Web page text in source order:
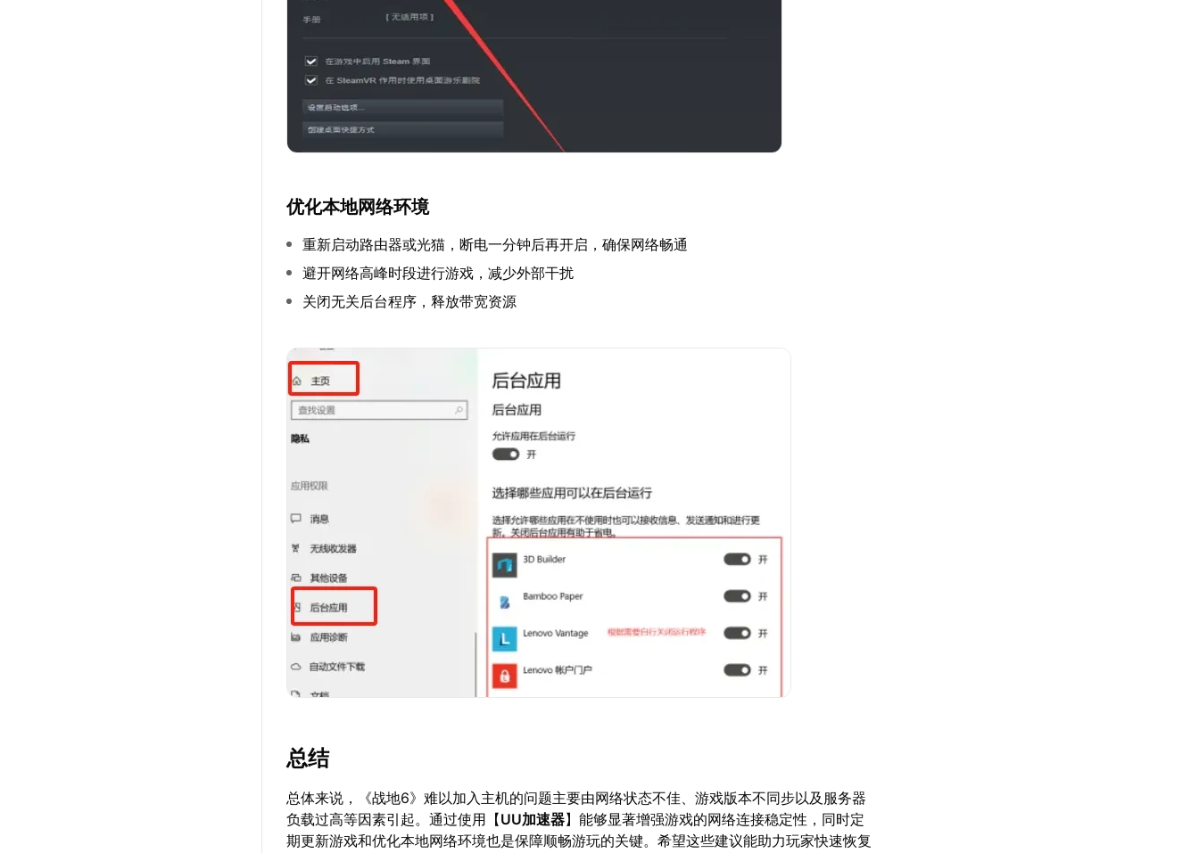
优化本地网络环境
重新启动路由器或光猫，断电一分钟后再开启，确保网络畅通
避开网络高峰时段进行游戏，减少外部干扰
关闭无关后台程序，释放带宽资源
总结
总体来说，《战地6》难以加入主机的问题主要由网络状态不佳、游戏版本不同步以及服务器
负载过高等因素引起。通过使用【UU加速器】能够显著增强游戏的网络连接稳定性，同时定
期更新游戏和优化本地网络环境也是保障顺畅游玩的关键。希望这些建议能助力玩家快速恢复